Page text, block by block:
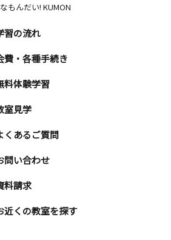
もんだい! KUMON
習の流れ
費・各種手続き
料体験学習
室見学
くあるご質問
問い合わせ
料請求
近くの教室を探す